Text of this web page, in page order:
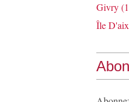
Givry
Île D'aix